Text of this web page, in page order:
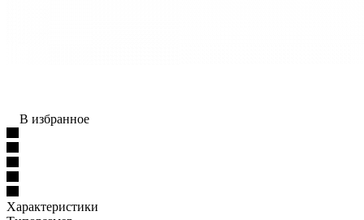
В избранное
Характеристики